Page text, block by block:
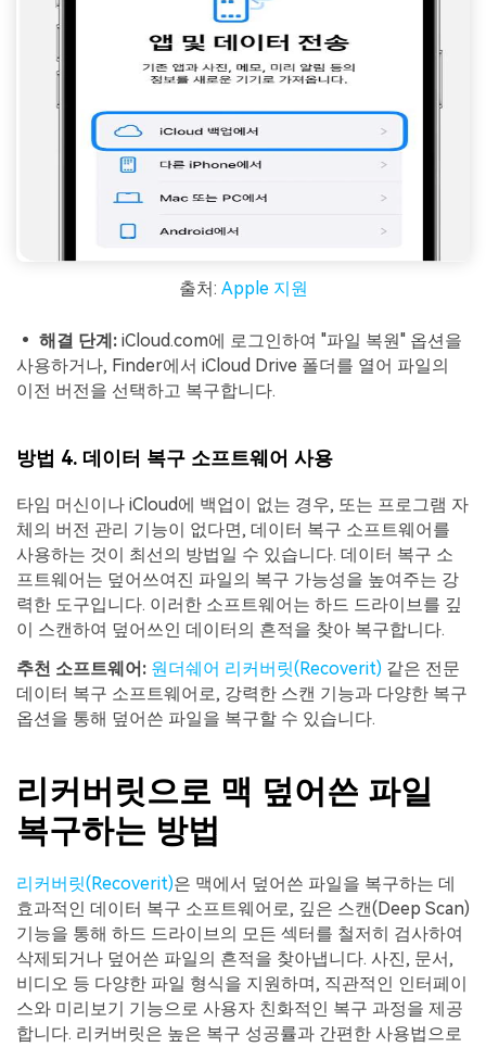
출처: Apple 지원
• 해결 단계: iCloud.com에 로그인하여 "파일 복원" 옵션을
사용하거나, Finder에서 iCloud Drive 폴더를 열어 파일의
이전 버전을 선택하고 복구합니다.
방법 4. 데이터 복구 소프트웨어 사용
타임 머신이나 iCloud에 백업이 없는 경우, 또는 프로그램 자
체의 버전 관리 기능이 없다면, 데이터 복구 소프트웨어를
사용하는 것이 최선의 방법일 수 있습니다. 데이터 복구 소
프트웨어는 덮어쓰여진 파일의 복구 가능성을 높여주는 강
력한 도구입니다. 이러한 소프트웨어는 하드 드라이브를 깊
이 스캔하여 덮어쓰인 데이터의 흔적을 찾아 복구합니다.
추천 소프트웨어: 원더쉐어 리커버릿(Recoverit) 같은 전문
데이터 복구 소프트웨어로, 강력한 스캔 기능과 다양한 복구
옵션을 통해 덮어쓴 파일을 복구할 수 있습니다.
리커버릿으로 맥 덮어쓴 파일
복구하는 방법
리커버릿(Recoverit)은 맥에서 덮어쓴 파일을 복구하는 데
효과적인 데이터 복구 소프트웨어로, 깊은 스캔(Deep Scan)
기능을 통해 하드 드라이브의 모든 섹터를 철저히 검사하여
삭제되거나 덮어쓴 파일의 흔적을 찾아냅니다. 사진, 문서,
비디오 등 다양한 파일 형식을 지원하며, 직관적인 인터페이
스와 미리보기 기능으로 사용자 친화적인 복구 과정을 제공
합니다. 리커버릿은 높은 복구 성공률과 간편한 사용법으로